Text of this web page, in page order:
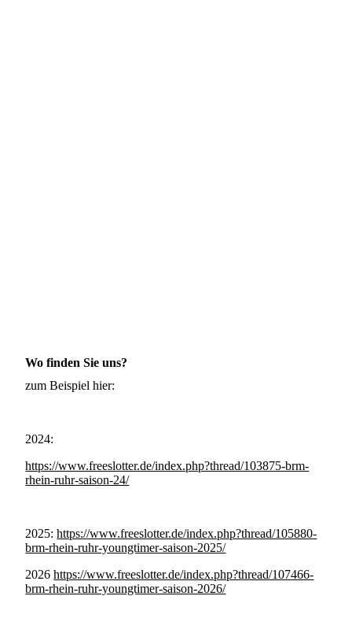
Wo finden Sie uns?
zum Beispiel hier:
2024:
https://www.freeslotter.de/index.php?thread/103875-brm-
rhein-ruhr-saison-24/
2025: https://www.freeslotter.de/index.php?thread/105880-
brm-rhein-ruhr-youngtimer-saison-2025/
2026 https://www.freeslotter.de/index.php?thread/107466-
brm-rhein-ruhr-youngtimer-saison-2026/